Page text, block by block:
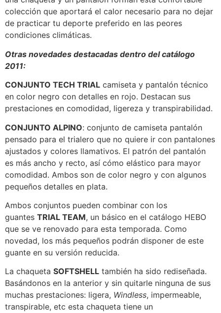
colección que aportará el calor necesario para no dejar
de practicar tu deporte preferido en las peores
condiciones climáticas.
Otras novedades destacadas dentro del catálogo
2011:
CONJUNTO TECH TRIAL camiseta y pantalón técnico
en color negro con detalles en rojo. Destacan sus
prestaciones en comodidad, ligereza y transpirabilidad.
CONJUNTO ALPINO: conjunto de camiseta pantalón
pensado para el trialero que no quiere ir con pantalones
ajustados y colores llamativos. El patrón del pantalón
es más ancho y recto, así cómo elástico para mayor
comodidad. Ambos son de color negro y con algunos
pequeños detalles en plata.
Ambos conjuntos pueden combinar con los
guantes TRIAL TEAM, un básico en el catálogo HEBO
que se ve renovado para esta temporada. Como
novedad, los más pequeños podrán disponer de este
guante en su versión reducida.
La chaqueta SOFTSHELL también ha sido rediseñada.
Basándonos en la anterior y sin quitarle ninguna de sus
muchas prestaciones: ligera, Windless, impermeable,
transpirable, etc esta chaqueta tiene un